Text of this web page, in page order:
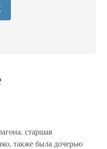
старшая
также была дочерью